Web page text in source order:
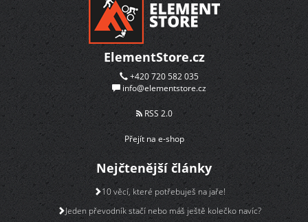
ElementStore.cz
+420 720 582 035
info@elementstore.cz
RSS 2.0
Přejít na e-shop
Nejčtenější články
10 věcí, které potřebuješ na jaře!
Jeden převodník stačí nebo máš ještě kolečko navíc?